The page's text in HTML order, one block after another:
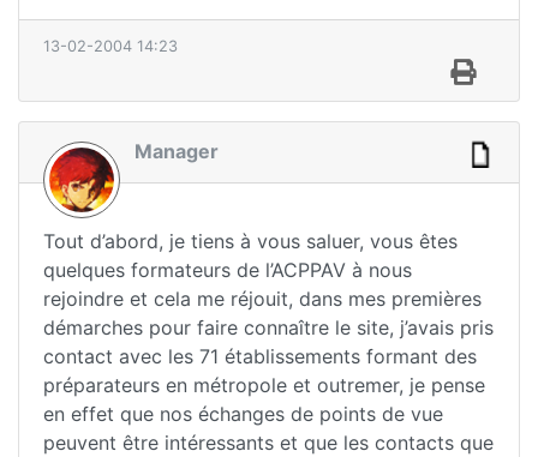
13-02-2004 14:23
Manager
Tout d’abord, je tiens à vous saluer, vous êtes
quelques formateurs de l’ACPPAV à nous
rejoindre et cela me réjouit, dans mes premières
démarches pour faire connaître le site, j’avais pris
contact avec les 71 établissements formant des
préparateurs en métropole et outremer, je pense
en effet que nos échanges de points de vue
peuvent être intéressants et que les contacts que